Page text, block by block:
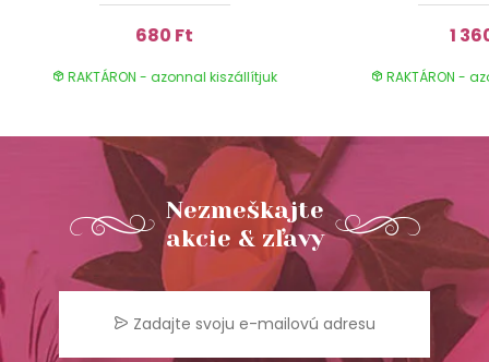
680 Ft
RAKTÁRON - azonnal kiszállítjuk
1
RAKTÁRON -
Nezmeškajte
akcie & zľavy